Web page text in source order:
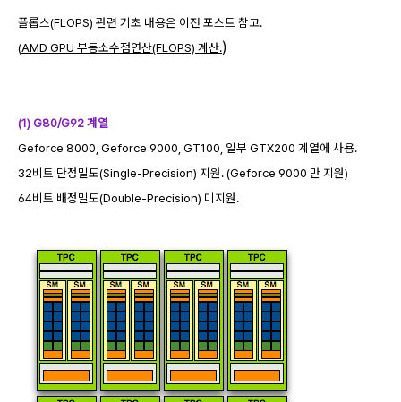
플롭스(FLOPS) 관련 기초 내용은 이전 포스트 참고.
(AMD GPU 부동소수점연산(FLOPS) 계산.)
(1) G80/G92 계열
Geforce 8000, Geforce 9000, GT100, 일부 GTX200 계열에 사용.
32비트 단정밀도(Single-Precision) 지원. (Geforce 9000 만 지원)
64비트 배정밀도(Double-Precision) 미지원.